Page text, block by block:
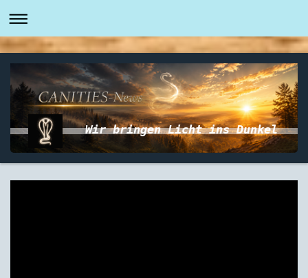
Wir bringen Licht ins Dunkel